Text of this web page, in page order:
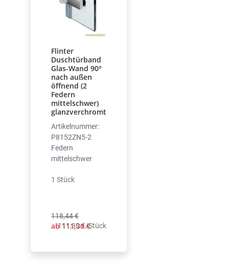
Flinter
Duschtürband
Glas-Wand 90°
nach außen
öffnend (2
Federn
mittelschwer)
glanzverchromt
Artikelnummer:
P8152ZN5-2
Federn
mittelschwer
118,44 €
ab 111,30 €
111,30 €/Stück
1 Stück